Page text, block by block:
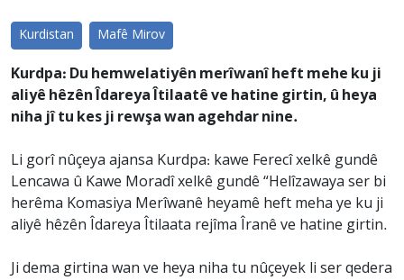
Kurdistan Mafê Mirov
Kurdpa: Du hemwelatiyên merîwanî heft mehe ku ji
aliyê hêzên Îdareya Îtilaatê ve hatine girtin, û heya
niha jî tu kes ji rewşa wan agehdar nine.
Li gorî nûçeya ajansa Kurdpa: kawe Ferecî xelkê gundê
Lencawa û Kawe Moradî xelkê gundê “Helîzawaya ser bi
herêma Komasiya Merîwanê heyamê heft meha ye ku ji
aliyê hêzên Îdareya Îtilaata rejîma Îranê ve hatine girtin.
Ji dema girtina wan ve heya niha tu nûçeyek li ser qedera